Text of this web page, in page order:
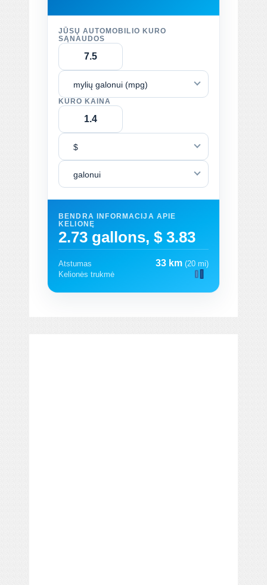
JŪSŲ AUTOMOBILIO KURO
SĄNAUDOS
mylių galonui (mpg)
KURO KAINA
$
galonui
BENDRA INFORMACIJA APIE
KELIONĘ
2.73 gallons, $ 3.83
Atstumas 33 km (20 mi)
Kelionės trukmė